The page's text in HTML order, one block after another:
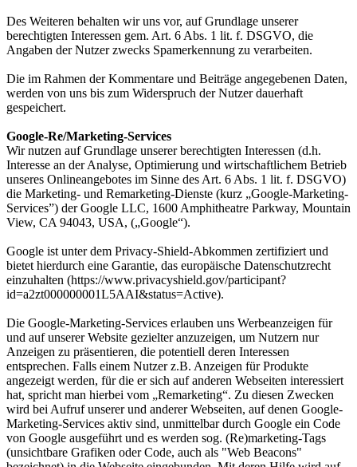
Des Weiteren behalten wir uns vor, auf Grundlage unserer
berechtigten Interessen gem. Art. 6 Abs. 1 lit. f. DSGVO, die
Angaben der Nutzer zwecks Spamerkennung zu verarbeiten.
Die im Rahmen der Kommentare und Beiträge angegebenen Daten,
werden von uns bis zum Widerspruch der Nutzer dauerhaft
gespeichert.
Google-Re/Marketing-Services
Wir nutzen auf Grundlage unserer berechtigten Interessen (d.h.
Interesse an der Analyse, Optimierung und wirtschaftlichem Betrieb
unseres Onlineangebotes im Sinne des Art. 6 Abs. 1 lit. f. DSGVO)
die Marketing- und Remarketing-Dienste (kurz „Google-Marketing-
Services”) der Google LLC, 1600 Amphitheatre Parkway, Mountain
View, CA 94043, USA, („Google“).
Google ist unter dem Privacy-Shield-Abkommen zertifiziert und
bietet hierdurch eine Garantie, das europäische Datenschutzrecht
einzuhalten (https://www.privacyshield.gov/participant?
id=a2zt000000001L5AAI&status=Active).
Die Google-Marketing-Services erlauben uns Werbeanzeigen für
und auf unserer Website gezielter anzuzeigen, um Nutzern nur
Anzeigen zu präsentieren, die potentiell deren Interessen
entsprechen. Falls einem Nutzer z.B. Anzeigen für Produkte
angezeigt werden, für die er sich auf anderen Webseiten interessiert
hat, spricht man hierbei vom „Remarketing“. Zu diesen Zwecken
wird bei Aufruf unserer und anderer Webseiten, auf denen Google-
Marketing-Services aktiv sind, unmittelbar durch Google ein Code
von Google ausgeführt und es werden sog. (Re)marketing-Tags
(unsichtbare Grafiken oder Code, auch als "Web Beacons"